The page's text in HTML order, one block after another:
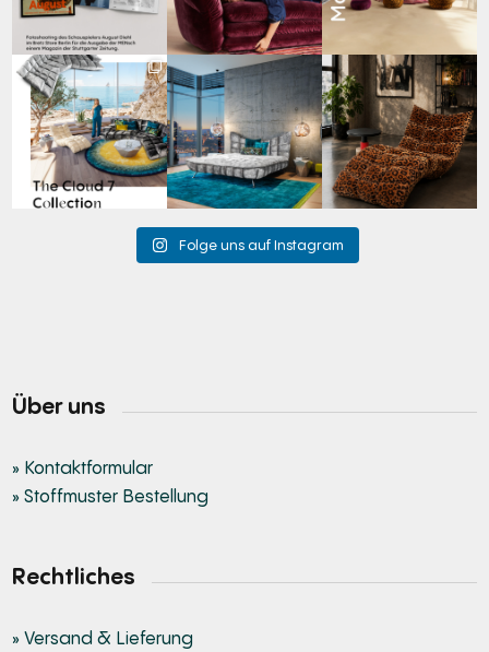
Für jeden Lieblingsplatz
die passende Cloud.
☁️...
62 1
Cloud 7 – nicht nur zum
Sitzen, sondern auch
zum...
147 3
A bold statement. A
quiet retreat.
Mit unserem...
204 4
Folge uns auf Instagram
Über uns
» Kontaktformular
» Stoffmuster Bestellung
Rechtliches
» Versand & Lieferung